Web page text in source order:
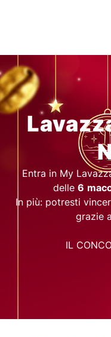
COME FUNZIONA
CATALOGO
FAQ
Entra in My
delle 6
In più: potresti
grazie
IL